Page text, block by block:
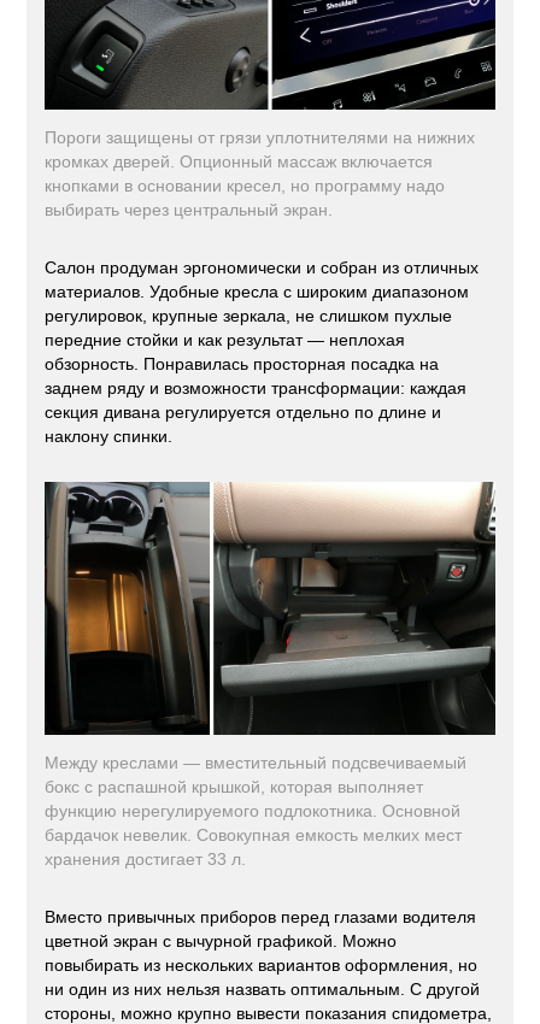
Пороги защищены от грязи уплотнителями на нижних
кромках дверей. Опционный массаж включается
кнопками в основании кресел, но программу надо
выбирать через центральный экран.
Салон продуман эргономически и собран из отличных
материалов. Удобные кресла с широким диапазоном
регулировок, крупные зеркала, не слишком пухлые
передние стойки и как результат — неплохая
обзорность. Понравилась просторная посадка на
заднем ряду и возможности трансформации: каждая
секция дивана регулируется отдельно по длине и
наклону спинки.
Между креслами — вместительный подсвечиваемый
бокс с распашной крышкой, которая выполняет
функцию нерегулируемого подлокотника. Основной
бардачок невелик. Совокупная емкость мелких мест
хранения достигает 33 л.
Вместо привычных приборов перед глазами водителя
цветной экран с вычурной графикой. Можно
повыбирать из нескольких вариантов оформления, но
ни один из них нельзя назвать оптимальным. С другой
стороны, можно крупно вывести показания спидометра,